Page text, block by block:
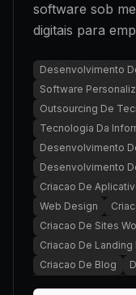
software sob
digitais para
Desenvolvimento
Software
Outsourcing De
Tecnologia Da
Desenvolvimento
Desenvolvimento
Criacao De
Web Design
Criacao De Sites
Criacao De Landing
Criacao De Blog